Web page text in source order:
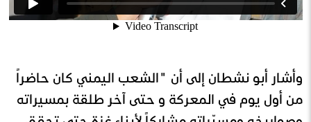
وأشار أبو نشطان إلى أن "الشعب اليمني كان حاضراً
من أول يوم في المعركة و حتى آخر طلقة بمسيراته